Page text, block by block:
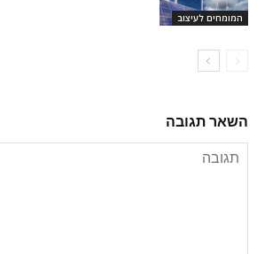
המומחים לעיצוב
השאר תגובה